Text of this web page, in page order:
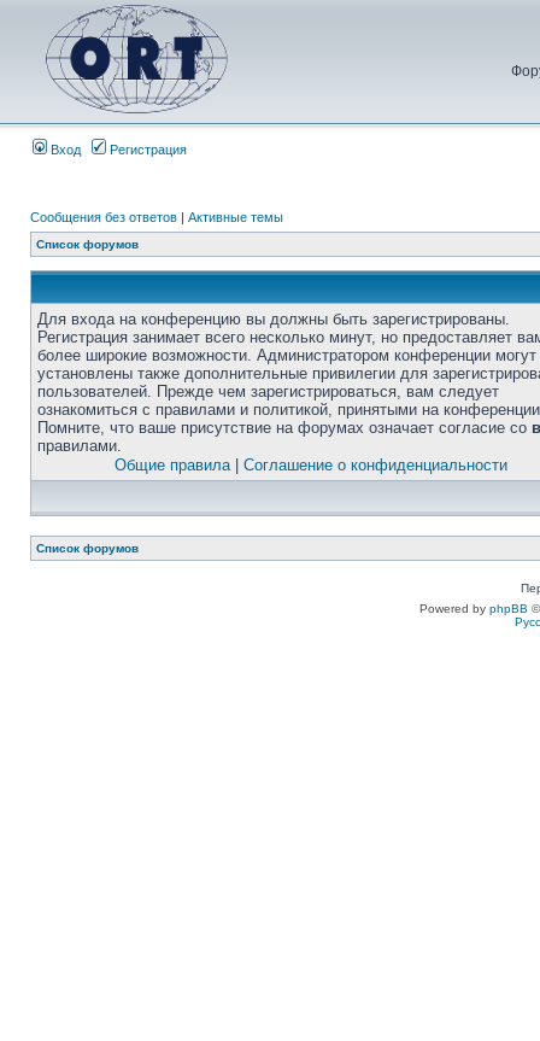
Вход Регистрация
Сообщения без ответов | Активные темы
Список форумов
Для входа на конференцию вы должны быть зарегистрированы.
Регистрация занимает всего несколько минут, но предоставляет
более широкие возможности. Администратором конференции
установлены также дополнительные привилегии для
пользователей. Прежде чем зарегистрироваться, вам следует
ознакомиться с правилами и политикой, принятыми на
Помните, что ваше присутствие на форумах означает согласие со
правилами.
Общие правила| Соглашение о конфиденциальности
Список форумов
Powered by phpBB